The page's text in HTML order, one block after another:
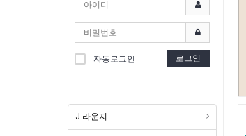
자동로그인 로그인
J 라운지